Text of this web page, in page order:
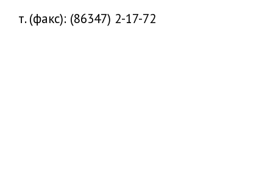
т. (факс): (86347) 2-17-72